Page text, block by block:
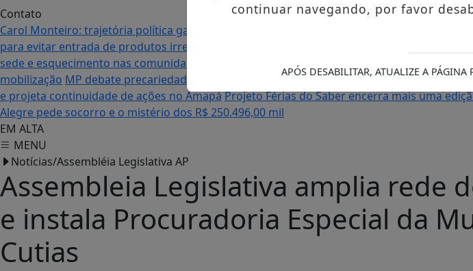
Contato
Carol Monteiro: trajetória política ganha destaque em Porto Grande com atuação voltada
para evitar entrada de produtos irregulares
Seletiva do Musa e Mister Verão 2026
sede e esquecimento nas comunidades: as duas realidades de Amapá
MDB oficializa
mobilização MP debate precariedade de energia elétrica com comunidades da BR-210 em
e projeta continuidade de ações no AmapáProjeto Férias do Saber encerra mais uma
Alegre pede socorro e o mistério dos R$ 250.496,00 mil
EM ALTA
MENU
Notícias/Assembléia Legislativa AP
Assembleia Legislativa amplia rede
e instala Procuradoria Especial da
Cutias
continuar navegando, por favor
APÓS DESABILITAR, ATUALIZE A PÁGINA